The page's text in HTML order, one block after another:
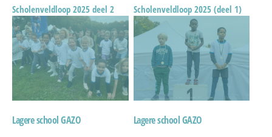
Scholenveldloop 2025 deel 2
Lagere school GAZO
Scholenveldloop 2025 (deel 1)
Lagere school GAZO